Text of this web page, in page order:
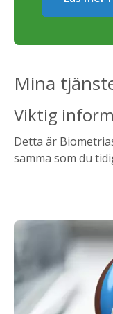
Mina
Viktig
Detta är
samma som du